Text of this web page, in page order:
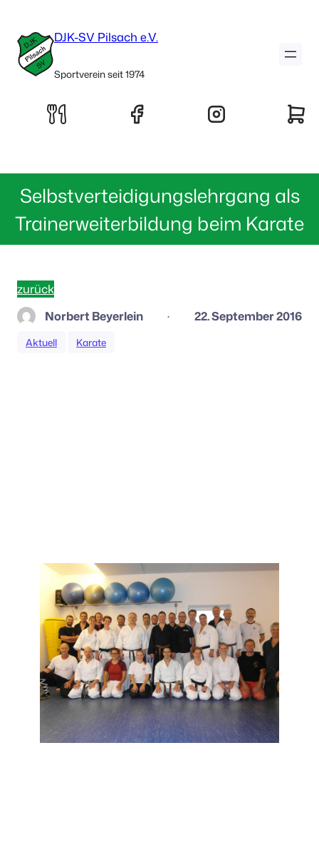
DJK-SV Pilsach e.V.
Sportverein seit 1974
Selbstverteidigungslehrgang als
Trainerweiterbildung beim Karate
zurück
Norbert Beyerlein
· 22. September 2016
Aktuell Karate